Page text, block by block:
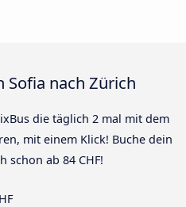
Sofia nach Zürich
die täglich 2 mal mit dem
mit einem Klick! Buche dein
schon ab 84 CHF!